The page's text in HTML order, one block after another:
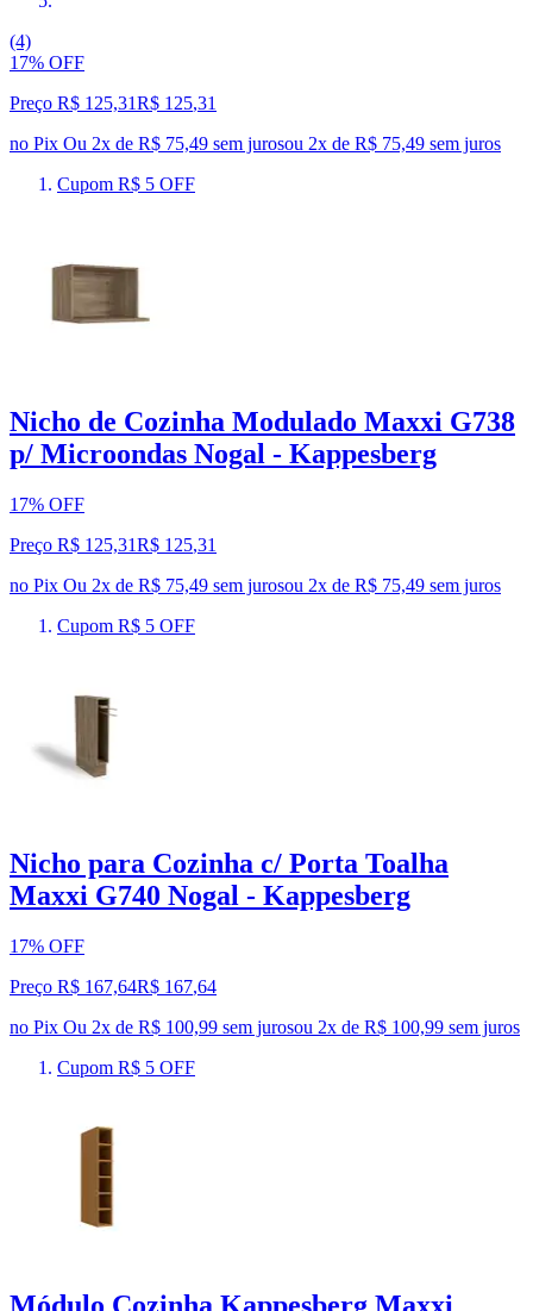
(4)
17% OFF
Preço R$ 125,31R$ 125,31
no Pix Ou 2x de R$ 75,49 sem jurosou 2x de R$ 75,49 sem juros
Cupom R$ 5 OFF
Nicho de Cozinha Modulado Maxxi G738
p/ Microondas Nogal - Kappesberg
17% OFF
Preço R$ 125,31R$ 125,31
no Pix Ou 2x de R$ 75,49 sem jurosou 2x de R$ 75,49 sem juros
Cupom R$ 5 OFF
Nicho para Cozinha c/ Porta Toalha
Maxxi G740 Nogal - Kappesberg
17% OFF
Preço R$ 167,64R$ 167,64
no Pix Ou 2x de R$ 100,99 sem jurosou 2x de R$ 100,99 sem juros
Cupom R$ 5 OFF
Módulo Cozinha Kappesberg Maxxi